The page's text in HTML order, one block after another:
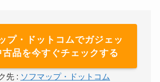
プ・ドットコムでガジェッ
古品を今すぐチェックする
先 : ソフマップ・ドットコム